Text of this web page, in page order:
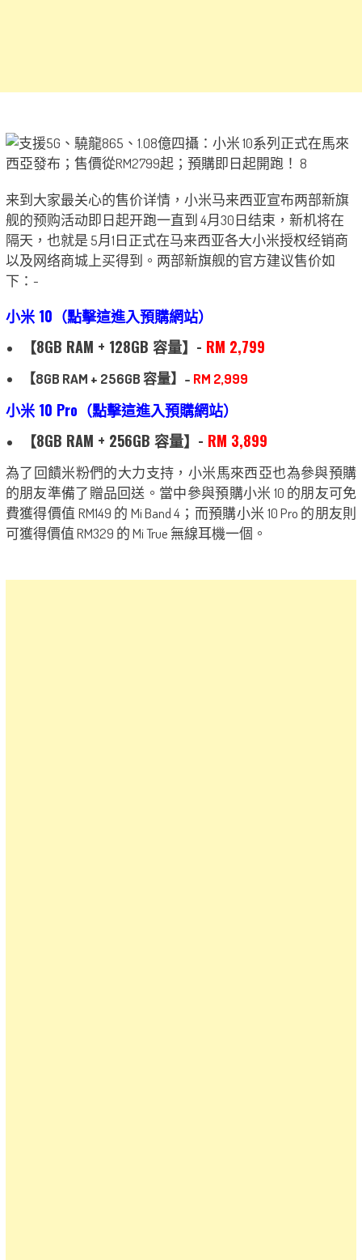
来到大家最关心的售价详情，小米马来西亚宣布两部新旗
舰的预购活动即日起开跑一直到 4月30日结束，新机将在
隔天，也就是 5月1日正式在马来西亚各大小米授权经销商
以及网络商城上买得到。两部新旗舰的官方建议售价如
下：-
小米 10（點擊這進入預購網站）
【8GB RAM + 128GB 容量】- RM 2,799
【8GB RAM + 256GB 容量】- RM 2,999
小米 10 Pro （點擊這進入預購網站）
【8GB RAM + 256GB 容量】- RM 3,899
為了回饋米粉們的大力支持，小米馬來西亞也為參與預購
的朋友準備了贈品回送。當中參與預購小米 10 的朋友可免
費獲得價值 RM149 的 Mi Band 4；而預購小米 10 Pro 的朋友則
可獲得價值 RM329 的 Mi True 無線耳機一個。